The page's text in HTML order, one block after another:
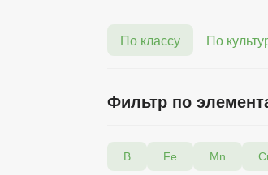
По классу По
Фильтр по
В Fe Mn